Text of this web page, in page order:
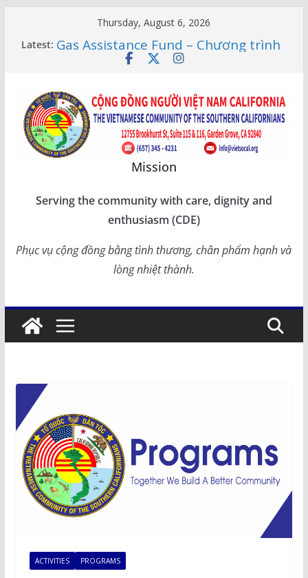
Thursday, August 6, 2026
Latest: Gas Assistance Fund – Chương trình
giúp đỡ tiền Socalgas
Citizenship Flashcard Apps – Ứng
Dụng Ôn Thi Quốc Tịch 2026
Human Rights Update in Vietnam
XUÂN SUNG TÚC – TẾT SẺ CHIA
CÙNG CÁC BẬC CAO NIÊN TẠI
Mission
Serving the community with care, dignity and
enthusiasm (CDE)
Phục vụ cộng đồng bằng tình thương, chân phẩm hạnh và
lòng nhiệt thành.
ACTIVITIES PROGRAMS